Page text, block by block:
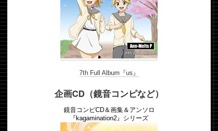
7th Full Album『us』
企画CD（鏡音コンピなど）
鏡音コンピCD＆画集＆アンソロ
『kagamination2』シリーズ